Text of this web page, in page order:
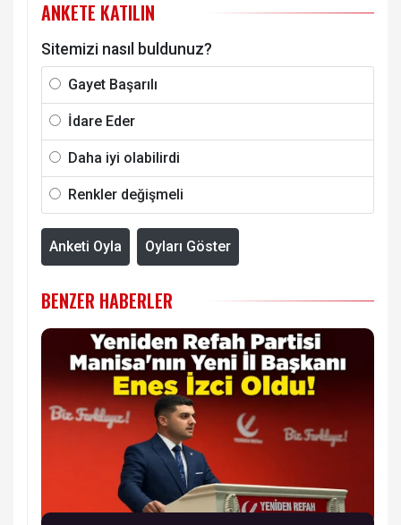
ANKETE KATILIN
Sitemizi nasıl buldunuz?
Gayet Başarılı
İdare Eder
Daha iyi olabilirdi
Renkler değişmeli
Anketi Oyla Oyları Göster
BENZER HABERLER